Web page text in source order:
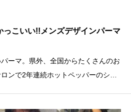
こいい!!メンズデザインパーマ
ーマ。県外、全国からたくさんのお
ンで2年連続ホットペッパーのシル